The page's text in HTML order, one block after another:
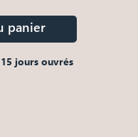
panier
jours ouvrés